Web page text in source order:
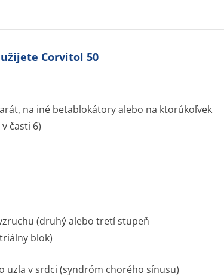
Corvitol 50
na iné betablokátory alebo na ktorúkoľvek
časti 6)
(druhý alebo tretí stupeň
blok)
v srdci (syndróm chorého sínusu)